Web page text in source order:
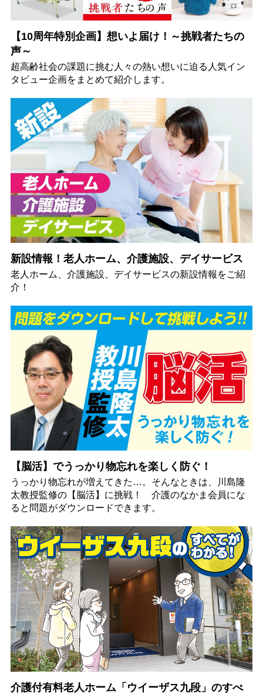
【10周年特別企画】想いよ届け！～挑戦者たちの
声～
超高齢社会の課題に挑む人々の熱い想いに迫る人気イン
タビュー企画をまとめて紹介します。
新設情報！老人ホーム、介護施設、デイサービス
老人ホーム、介護施設、デイサービスの新設情報をご紹
介！
【脳活】でうっかり物忘れを楽しく防ぐ！
うっかり物忘れが増えてきた…。そんなときは、川島隆
太教授監修の【脳活】に挑戦！ 介護のなかま会員にな
ると問題がダウンロードできます。
介護付有料老人ホーム「ウイーザス九段」のすべ